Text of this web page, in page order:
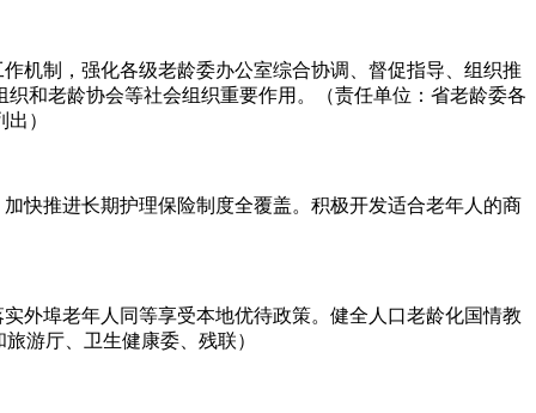
机制，强化各级老龄委办公室综合协调、督促指导、组织推
和老龄协会等社会组织重要作用。（责任单位：省老龄委各
）
快推进长期护理保险制度全覆盖。积极开发适合老年人的商
外埠老年人同等享受本地优待政策。健全人口老龄化国情教
游厅、卫生健康委、残联）